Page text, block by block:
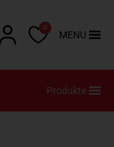
0
MENU
Produkte